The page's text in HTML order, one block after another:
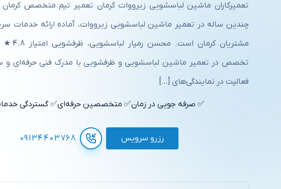
تعمیرکاران ماشین لباسشویی زیرووات کرمان تعمیر تیم متخصص کرمان
چندین ساله در تعمیر ماشین لباسشویی زیرووات، آماده ارائه خدمات
تخصص در تعمیر ماشین لباسشویی و ظرفشویی با مدرک فنی حرفه‌ای و
فعالیت در نمایندگی‌های […]
✅ صرفه جویی در زمان✅ متخصصین حرفه‌ای✅ گستردگی
رزرو سرویس 09134403768